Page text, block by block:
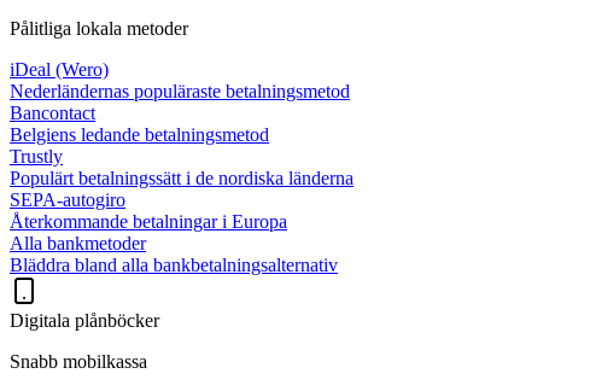
Pålitliga lokala metoder
iDeal (Wero)
Nederländernas populäraste betalningsmetod
Bancontact
Belgiens ledande betalningsmetod
Trustly
Populärt betalningssätt i de nordiska länderna
SEPA-autogiro
Återkommande betalningar i Europa
Alla bankmetoder
Bläddra bland alla bankbetalningsalternativ
Digitala plånböcker
Snabb mobilkassa